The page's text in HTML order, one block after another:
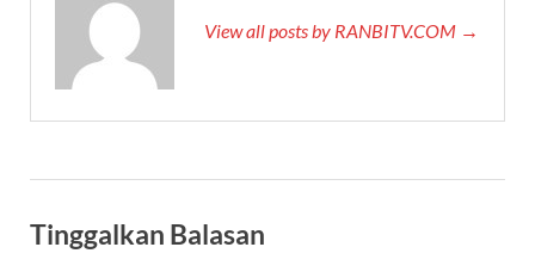
View all posts by RANBITV.COM →
Tinggalkan Balasan